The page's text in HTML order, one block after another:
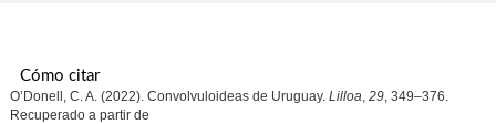
Cómo citar
O’Donell, C. A. (2022). Convolvuloideas de Uruguay. Lilloa 29, 349–376.
Recuperado a partir de